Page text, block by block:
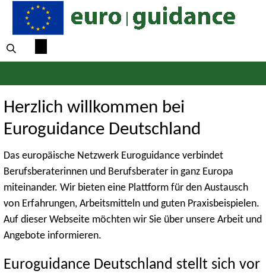
Herzlich willkommen bei
Euroguidance Deutschland
Das europäische Netzwerk Euroguidance verbindet
Berufsberaterinnen und Berufsberater in ganz Europa
miteinander. Wir bieten eine Plattform für den Austausch
von Erfahrungen, Arbeitsmitteln und guten Praxisbeispielen.
Auf dieser Webseite möchten wir Sie über unsere Arbeit und
Angebote informieren.
Euroguidance Deutschland stellt sich vor